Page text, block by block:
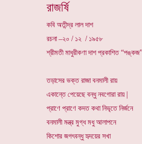
রাজর্ষি
কবি অতীন্দ্র লাল দাশ
রচনা –২০ / ১২ / ১৯৫৮
শ্রীমতী মাধুরীকণা দাশ প্রকাশিত
তড়াসের ভক্ত রাজা বনমালী রায়
একান্তে পেয়েছে বন্ধু নবগোরা রায় |
প্রাণে প্রাণে কদত কথা নিভৃতে নির্জনে
বনমালী মন্ত্র মুগ্ধ মধু আলাপনে
কিশোর জগৎবন্ধু হৃদয়ের সখা